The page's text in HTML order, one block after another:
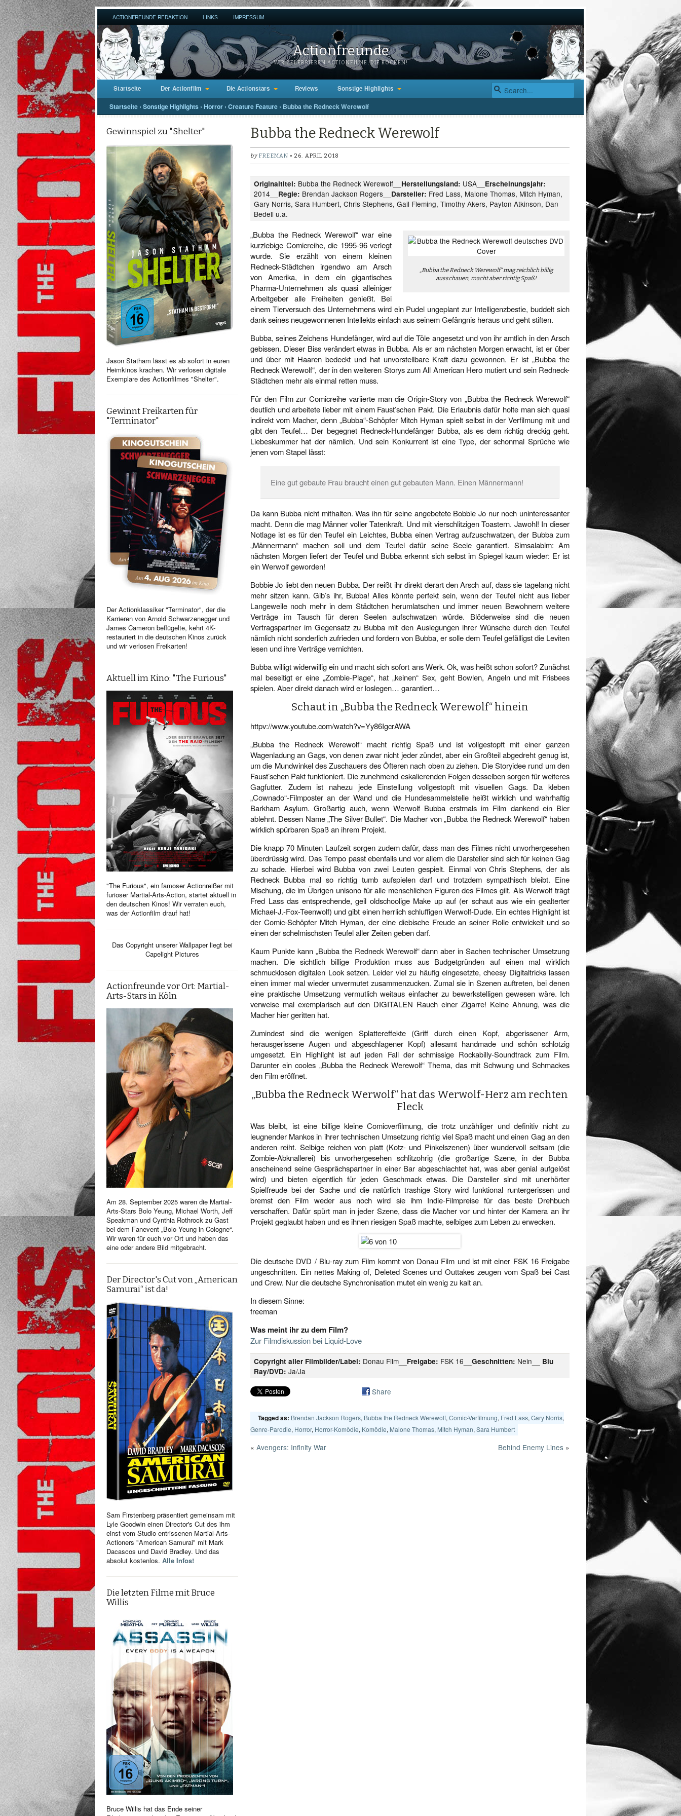
ACTIONFREUNDE REDAKTION LINKS IMPRESSUM
Actionfreunde
WIR ZELEBRIEREN ACTIONFILME, DIE ROCKEN!
Startseite Der Actionfilm Die Actionstars Reviews Sonstige Highlights
Startseite › Sonstige Highlights › Horror › Creature Feature › Bubba the Redneck Werewolf
Gewinnspiel zu "Shelter"
Jason Statham lässt es ab sofort in euren
Heimkinos krachen. Wir verlosen digitale
Exemplare des Actionfilmes "Shelter".
Gewinnt Freikarten für
"Terminator"
Der Actionklassiker "Terminator", der die
Karrieren von Arnold Schwarzenegger und
James Cameron beflügelte, kehrt 4K-
restauriert in die deutschen Kinos zurück
und wir verlosen Freikarten!
Aktuell im Kino: "The Furious"
"The Furious", ein famoser Actionreißer mit
furioser Martial-Arts-Action, startet aktuell in
den deutschen Kinos! Wir verraten euch,
was der Actionfilm drauf hat!
Das Copyright unserer Wallpaper liegt bei
Capelight Pictures
Actionfreunde vor Ort: Martial-
Arts-Stars in Köln
Am 28. September 2025 waren die Martial-
Arts-Stars Bolo Yeung, Michael Worth, Jeff
Speakman und Cynthia Rothrock zu Gast
bei dem Fanevent „Bolo Yeung in Cologne“.
Wir waren für euch vor Ort und haben das
eine oder andere Bild mitgebracht.
Der Director's Cut von „American
Samurai“ ist da!
Sam Firstenberg präsentiert gemeinsam mit
Lyle Goodwin einen Director's Cut des ihm
einst vom Studio entrissenen Martial-Arts-
Actioners "American Samurai" mit Mark
Dacascos und David Bradley. Und das
absolut kostenlos. Alle Infos!
Die letzten Filme mit Bruce
Willis
Bruce Willis hat das Ende seiner
Bubba the Redneck Werewolf
by FREEMAN • 26. APRIL 2018
Originaltitel: Bubba the Redneck Werewolf__ Herstellungsland: USA__ Erscheinungsjahr:
2014__ Regie: Brendan Jackson Rogers__ Darsteller: Fred Lass, Malone Thomas, Mitch Hyman,
Gary Norris, Sara Humbert, Chris Stephens, Gail Fleming, Timothy Akers, Payton Atkinson, Dan
Bedell u.a.
„Bubba the Redneck Werewolf“ mag reichlich billig
ausschauen, macht aber richtig Spaß!
„Bubba the Redneck Werewolf“ war eine
kurzlebige Comicreihe, die 1995-96 verlegt
wurde. Sie erzählt von einem kleinen
Redneck-Städtchen irgendwo am Arsch
von Amerika, in dem ein gigantisches
Pharma-Unternehmen als quasi alleiniger
Arbeitgeber alle Freiheiten genießt. Bei
einem Tierversuch des Unternehmens wird ein Pudel ungeplant zur Intelligenzbestie, buddelt sich
dank seines neugewonnenen Intellekts einfach aus seinem Gefängnis heraus und geht stiften.
Bubba, seines Zeichens Hundefänger, wird auf die Töle angesetzt und von ihr amtlich in den Arsch
gebissen. Dieser Biss verändert etwas in Bubba. Als er am nächsten Morgen erwacht, ist er über
und über mit Haaren bedeckt und hat unvorstellbare Kraft dazu gewonnen. Er ist „Bubba the
Redneck Werewolf“, der in den weiteren Storys zum All American Hero mutiert und sein Redneck-
Städtchen mehr als einmal retten muss.
Für den Film zur Comicreihe variierte man die Origin-Story von „Bubba the Redneck Werewolf“
deutlich und arbeitete lieber mit einem Faust’schen Pakt. Die Erlaubnis dafür holte man sich quasi
indirekt vom Macher, denn „Bubba“-Schöpfer Mitch Hyman spielt selbst in der Verfilmung mit und
gibt den Teufel… Der begegnet Redneck-Hundefänger Bubba, als es dem richtig dreckig geht.
Liebeskummer hat der nämlich. Und sein Konkurrent ist eine Type, der schonmal Sprüche wie
jenen vom Stapel lässt:
Eine gut gebaute Frau braucht einen gut gebauten Mann. Einen Männermann!
Da kann Bubba nicht mithalten. Was ihn für seine angebetete Bobbie Jo nur noch uninteressanter
macht. Denn die mag Männer voller Tatenkraft. Und mit vierschlitzigen Toastern. Jawohl! In dieser
Notlage ist es für den Teufel ein Leichtes, Bubba einen Vertrag aufzuschwatzen, der Bubba zum
„Männermann“ machen soll und dem Teufel dafür seine Seele garantiert. Simsalabim: Am
nächsten Morgen liefert der Teufel und Bubba erkennt sich selbst im Spiegel kaum wieder: Er ist
ein Werwolf geworden!
Bobbie Jo liebt den neuen Bubba. Der reißt ihr direkt derart den Arsch auf, dass sie tagelang nicht
mehr sitzen kann. Gib’s ihr, Bubba! Alles könnte perfekt sein, wenn der Teufel nicht aus lieber
Langeweile noch mehr in dem Städtchen herumlatschen und immer neuen Bewohnern weitere
Verträge im Tausch für deren Seelen aufschwatzen würde. Blöderweise sind die neuen
Vertragspartner im Gegensatz zu Bubba mit den Auslegungen ihrer Wünsche durch den Teufel
nämlich nicht sonderlich zufrieden und fordern von Bubba, er solle dem Teufel gefälligst die Leviten
lesen und ihre Verträge vernichten.
Bubba willigt widerwillig ein und macht sich sofort ans Werk. Ok, was heißt schon sofort? Zunächst
mal beseitigt er eine „Zombie-Plage“, hat „keinen“ Sex, geht Bowlen, Angeln und mit Frisbees
spielen. Aber direkt danach wird er loslegen… garantiert…
Schaut in „Bubba the Redneck Werewolf“ hinein
httpv://www.youtube.com/watch?v=Yy86IgcrAWA
„Bubba the Redneck Werewolf“ macht richtig Spaß und ist vollgestopft mit einer ganzen
Wagenladung an Gags, von denen zwar nicht jeder zündet, aber ein Großteil abgedreht genug ist,
um die Mundwinkel des Zuschauers des Öfteren nach oben zu ziehen. Die Storyidee rund um den
Faust’schen Pakt funktioniert. Die zunehmend eskalierenden Folgen desselben sorgen für weiteres
Gagfutter. Zudem ist nahezu jede Einstellung vollgestopft mit visuellen Gags. Da kleben
„Cownado“-Filmposter an der Wand und die Hundesammelstelle heißt wirklich und wahrhaftig
Barkham Asylum. Großartig auch, wenn Werwolf Bubba erstmals im Film dankend ein Bier
ablehnt. Dessen Name „The Silver Bullet“. Die Macher von „Bubba the Redneck Werewolf“ haben
wirklich spürbaren Spaß an ihrem Projekt.
Die knapp 70 Minuten Laufzeit sorgen zudem dafür, dass man des Filmes nicht unvorhergesehen
überdrüssig wird. Das Tempo passt ebenfalls und vor allem die Darsteller sind sich für keinen Gag
zu schade. Hierbei wird Bubba von zwei Leuten gespielt. Einmal von Chris Stephens, der als
Redneck Bubba mal so richtig tumb aufspielen darf und trotzdem sympathisch bleibt. Eine
Mischung, die im Übrigen unisono für alle menschlichen Figuren des Filmes gilt. Als Werwolf trägt
Fred Lass das entsprechende, geil oldschoolige Make up auf (er schaut aus wie ein gealterter
Michael-J.-Fox-Teenwolf) und gibt einen herrlich schluffigen Werwolf-Dude. Ein echtes Highlight ist
der Comic-Schöpfer Mitch Hyman, der eine diebische Freude an seiner Rolle entwickelt und so
einen der schelmischsten Teufel aller Zeiten geben darf.
Kaum Punkte kann „Bubba the Redneck Werewolf“ dann aber in Sachen technischer Umsetzung
machen. Die sichtlich billige Produktion muss aus Budgetgründen auf einen mal wirklich
schmucklosen digitalen Look setzen. Leider viel zu häufig eingesetzte, cheesy Digitaltricks lassen
einen immer mal wieder unvermutet zusammenzucken. Zumal sie in Szenen auftreten, bei denen
eine praktische Umsetzung vermutlich weitaus einfacher zu bewerkstelligen gewesen wäre. Ich
verweise mal exemplarisch auf den DIGITALEN Rauch einer Zigarre! Keine Ahnung, was die
Macher hier geritten hat.
Zumindest sind die wenigen Splattereffekte (Griff durch einen Kopf, abgerissener Arm,
herausgerissene Augen und abgeschlagener Kopf) allesamt handmade und schön schlotzig
umgesetzt. Ein Highlight ist auf jeden Fall der schmissige Rockabilly-Soundtrack zum Film.
Darunter ein cooles „Bubba the Redneck Werewolf“ Thema, das mit Schwung und Schmackes
den Film eröffnet.
„Bubba the Redneck Werwolf“ hat das Werwolf-Herz am rechten
Fleck
Was bleibt, ist eine billige kleine Comicverfilmung, die trotz unzähliger und definitiv nicht zu
leugnender Mankos in ihrer technischen Umsetzung richtig viel Spaß macht und einen Gag an den
anderen reiht. Selbige reichen von platt (Kotz- und Pinkelszenen) über wundervoll seltsam (die
Zombie-Abknallerei) bis unvorhergesehen schlitzohrig (die großartige Szene, in der Bubba
anscheinend seine Gesprächspartner in einer Bar abgeschlachtet hat, was aber genial aufgelöst
wird) und bieten eigentlich für jeden Geschmack etwas. Die Darsteller sind mit unerhörter
Spielfreude bei der Sache und die natürlich trashige Story wird funktional runtergerissen und
bremst den Film weder aus noch wird sie ihm Indie-Filmpreise für das beste Drehbuch
verschaffen. Dafür spürt man in jeder Szene, dass die Macher vor und hinter der Kamera an ihr
Projekt geglaubt haben und es ihnen riesigen Spaß machte, selbiges zum Leben zu erwecken.
Die deutsche DVD / Blu-ray zum Film kommt von Donau Film und ist mit einer FSK 16 Freigabe
ungeschnitten. Ein nettes Making of, Deleted Scenes und Outtakes zeugen vom Spaß bei Cast
und Crew. Nur die deutsche Synchronisation mutet ein wenig zu kalt an.
In diesem Sinne:
freeman
Was meint ihr zu dem Film?
Zur Filmdiskussion bei Liquid-Love
Copyright aller Filmbilder/Label: Donau Film__ Freigabe: FSK 16__ Geschnitten: Nein__
Blu
Ray/DVD: Ja/Ja
Share
Tagged as: Brendan Jackson Rogers, Bubba the Redneck Werewolf, Comic-Verfilmung, Fred Lass, Gary Norris,
Genre-Parodie, Horror, Horror-Komödie, Komödie, Malone Thomas, Mitch Hyman, Sara Humbert
« Avengers: Infinity War Behind Enemy Lines »